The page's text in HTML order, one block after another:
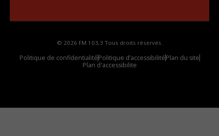
© 2026 FM 103,3 Tous droits réservés.
Politique de confidentialitéPolitique d’accessibilitéPlan du site
Plan d'accessibilite